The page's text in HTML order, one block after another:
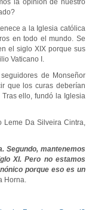
la opinión de nuestro
a la Iglesia católica
en todo el mundo. Se
el siglo XIX porque sus
Vaticano I.
de Monseñor
que los curas deberían
ello, fundó la Iglesia
Leme Da Silveira Cintra,
Segundo, mantenemos
XI. Pero no estamos
porque eso es un
Horna.